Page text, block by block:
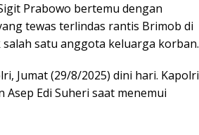
Prabowo bertemu dengan
tewas terlindas rantis Brimob di
satu anggota keluarga korban.
Jumat (29/8/2025) dini hari. Kapolri
Edi Suheri saat menemui